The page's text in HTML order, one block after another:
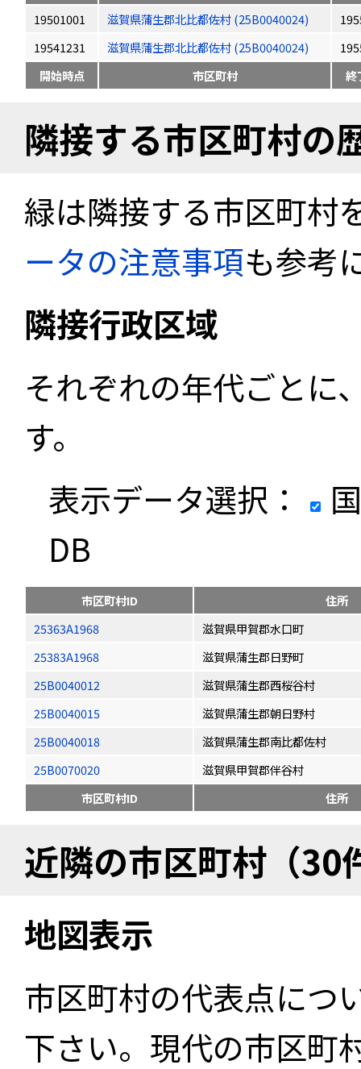
19501001
滋賀県蒲生郡北比都佐村 (25B0040024)
19541231
滋賀県蒲生郡北比都佐村 (25B0040024)
開始時点
市区町村 終
隣接する市区町村の
緑は隣接する市区町村
ータの注意事項も参考
隣接行政区域
それぞれの年代ごとに
す。
表示データ選択：
DB
市区町村ID
住所
25363A1968
滋賀県甲賀郡水口町
25383A1968
滋賀県蒲生郡日野町
25B0040012
滋賀県蒲生郡西桜谷村
25B0040015
滋賀県蒲生郡朝日野村
25B0040018
滋賀県蒲生郡南比都佐村
25B0070020
滋賀県甲賀郡伴谷村
市区町村ID
住所
近隣の市区町村（30
地図表示
市区町村の代表点につ
下さい。現代の市区町